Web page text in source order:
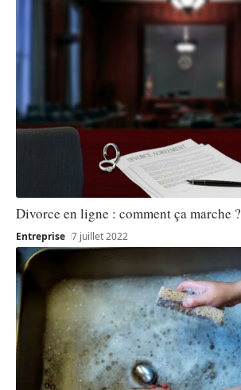
Divorce en ligne : comment ça marche ?
Entreprise 7 juillet 2022